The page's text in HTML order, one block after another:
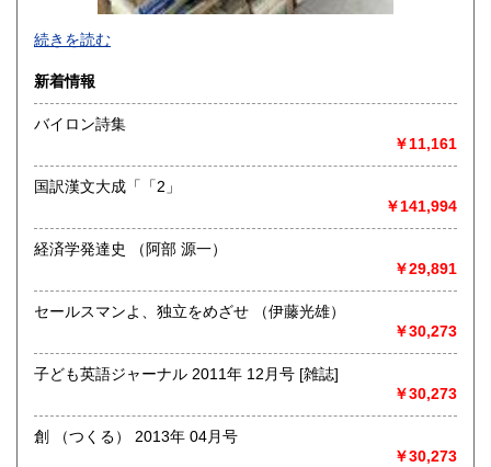
-
沿線名：-
最寄駅：-
営業時間：-
定休日：-
書籍の買取について
取り扱い分野
総記、哲学宗教、歴史、社会科学、自然科学、美術工芸、国
語国文、外国文学、古典籍、近代文献、趣味、外国書、サブ
カルチャー、古書一般（その他）
続きを読む
新着情報
バイロン詩集
￥11,161
国訳漢文大成「「2」
￥141,994
経済学発達史 （阿部 源一）
￥29,891
セールスマンよ、独立をめざせ （伊藤光雄）
￥30,273
子ども英語ジャーナル 2011年 12月号 [雑誌]
￥30,273
創 （つくる） 2013年 04月号
￥30,273